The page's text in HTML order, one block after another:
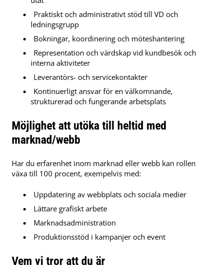
Praktiskt och administrativt stöd till VD och
ledningsgrupp
Bokningar, koordinering och möteshantering
Representation och värdskap vid kundbesök och
interna aktiviteter
Leverantörs- och servicekontakter
Kontinuerligt ansvar för en välkomnande,
strukturerad och fungerande arbetsplats
Möjlighet att utöka till heltid med
marknad/webb
Har du erfarenhet inom marknad eller webb kan rollen
växa till 100 procent, exempelvis med:
Uppdatering av webbplats och sociala medier
Lättare grafiskt arbete
Marknadsadministration
Produktionsstöd i kampanjer och event
Vem vi tror att du är